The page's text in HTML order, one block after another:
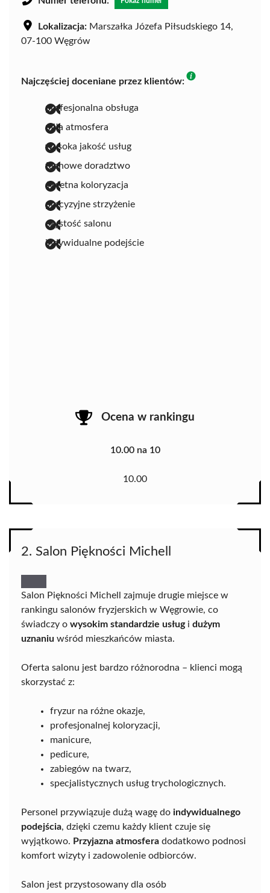
Lokalizacja: Marszałka Józefa Piłsudskiego 14,
07-100 Węgrów
Najczęściej doceniane przez klientów:
profesjonalna obsługa
miła atmosfera
wysoka jakość usług
fachowe doradztwo
świetna koloryzacja
precyzyjne strzyżenie
czystość salonu
indywidualne podejście
Ocena w rankingu
10.00 na 10
10.00
2. Salon Piękności Michell
Salon Piękności Michell zajmuje drugie miejsce w
rankingu salonów fryzjerskich w Węgrowie, co
świadczy o wysokim standardzie usługi dużym
uznaniu wśród mieszkańców miasta.
Oferta salonu jest bardzo różnorodna – klienci mogą
skorzystać z:
fryzur na różne okazje,
profesjonalnej koloryzacji,
manicure,
pedicure,
zabiegów na twarz,
specjalistycznych usług trychologicznych.
Personel przywiązuje dużą wagę do indywidualnego
podejścia, dzięki czemu każdy klient czuje się
wyjątkowo. Przyjazna atmosfera dodatkowo podnosi
komfort wizyty i zadowolenie odbiorców.
Salon jest przystosowany dla osób